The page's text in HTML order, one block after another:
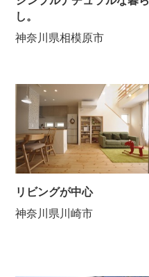
し。
神奈川県相模原市
リビングが中心
神奈川県川崎市